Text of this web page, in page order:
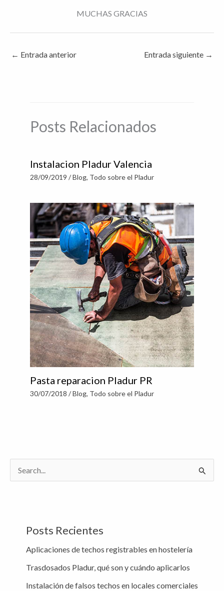
MUCHAS GRACIAS
← Entrada anterior Entrada siguiente →
Posts Relacionados
Instalacion Pladur Valencia
28/09/2019 /Blog, Todo sobre el Pladur
Pasta reparacion Pladur PR
30/07/2018 /Blog, Todo sobre el Pladur
Posts Recientes
Aplicaciones de techos registrables en hostelería
Trasdosados Pladur, qué son y cuándo aplicarlos
Instalación de falsos techos en locales comerciales